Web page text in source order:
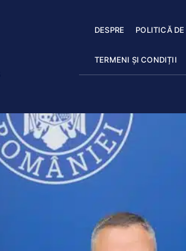
DESPRE POLITICĂ
TERMENI ȘI CONDIȚII